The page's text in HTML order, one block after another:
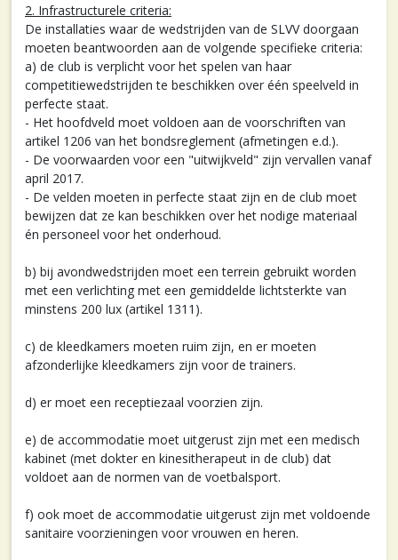
2. Infrastructurele criteria:
De installaties waar de wedstrijden van de SLVV doorgaan
moeten beantwoorden aan de volgende specifieke criteria:
a) de club is verplicht voor het spelen van haar
competitiewedstrijden te beschikken over één speelveld in
perfecte staat.
- Het hoofdveld moet voldoen aan de voorschriften van
artikel 1206 van het bondsreglement (afmetingen e.d.).
- De voorwaarden voor een "uitwijkveld" zijn vervallen vanaf
april 2017.
- De velden moeten in perfecte staat zijn en de club moet
bewijzen dat ze kan beschikken over het nodige materiaal
én personeel voor het onderhoud.
b) bij avondwedstrijden moet een terrein gebruikt worden
met een verlichting met een gemiddelde lichtsterkte van
minstens 200 lux (artikel 1311).
c) de kleedkamers moeten ruim zijn, en er moeten
afzonderlijke kleedkamers zijn voor de trainers.
d) er moet een receptiezaal voorzien zijn.
e) de accommodatie moet uitgerust zijn met een medisch
kabinet (met dokter en kinesitherapeut in de club) dat
voldoet aan de normen van de voetbalsport.
f) ook moet de accommodatie uitgerust zijn met voldoende
sanitaire voorzieningen voor vrouwen en heren.